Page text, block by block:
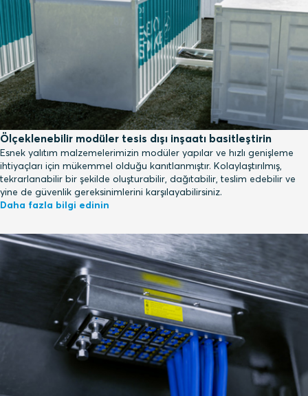
Ölçeklenebilir modüler tesis dışı inşaatı basitleştirin
Esnek yalıtım malzemelerimizin modüler yapılar ve hızlı genişleme
ihtiyaçları için mükemmel olduğu kanıtlanmıştır. Kolaylaştırılmış,
tekrarlanabilir bir şekilde oluşturabilir, dağıtabilir, teslim edebilir ve
yine de güvenlik gereksinimlerini karşılayabilirsiniz.
Daha fazla bilgi edinin